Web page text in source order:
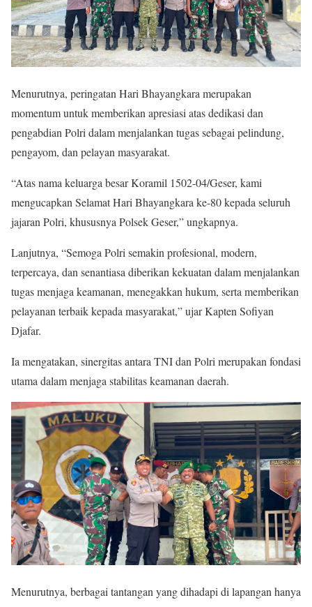
Menurutnya, peringatan Hari Bhayangkara merupakan
momentum untuk memberikan apresiasi atas dedikasi dan
pengabdian Polri dalam menjalankan tugas sebagai pelindung,
pengayom, dan pelayan masyarakat.
“Atas nama keluarga besar Koramil 1502-04/Geser, kami
mengucapkan Selamat Hari Bhayangkara ke-80 kepada seluruh
jajaran Polri, khususnya Polsek Geser,” ungkapnya.
Lanjutnya, “Semoga Polri semakin profesional, modern,
terpercaya, dan senantiasa diberikan kekuatan dalam menjalankan
tugas menjaga keamanan, menegakkan hukum, serta memberikan
pelayanan terbaik kepada masyarakat,” ujar Kapten Sofiyan
Djafar.
Ia mengatakan, sinergitas antara TNI dan Polri merupakan fondasi
utama dalam menjaga stabilitas keamanan daerah.
Menurutnya, berbagai tantangan yang dihadapi di lapangan hanya